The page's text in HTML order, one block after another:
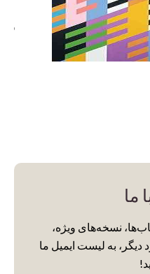
ما
نسخه‌های ویژه،
دیگر، به لیست ایمیل ما